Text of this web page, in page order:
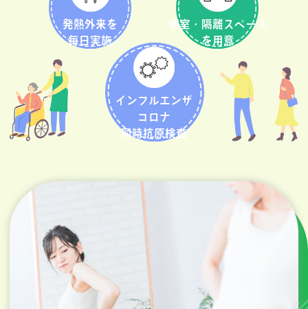
発熱外来を
毎日実施
個室・隔離スペース
を用意
インフルエンザ
コロナ
同時抗原検査